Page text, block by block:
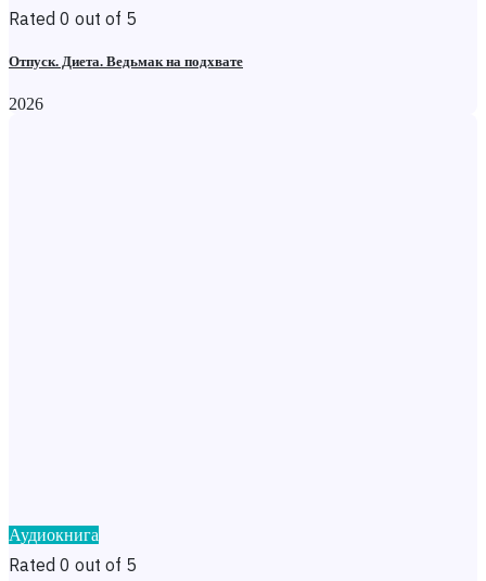
Rated 0 out of 5
Отпуск. Диета. Ведьмак на подхвате
2026
Аудиокнига
Rated 0 out of 5